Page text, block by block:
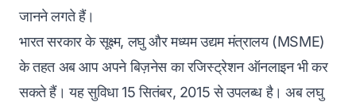
जानने लगते हैं।
भारत सरकार के सूक्ष्म, लघु और मध्यम उद्यम मंत्रालय (MSME)
के तहत अब आप अपने बिज़नेस का रजिस्ट्रेशन ऑनलाइन भी कर
सकते हैं। यह सुविधा 15 सितंबर, 2015 से उपलब्ध है। अब लघु